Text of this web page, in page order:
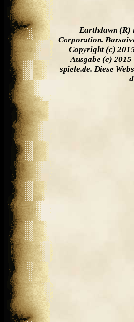
Earthdawn (R)
Corporation.
Copyright (c)
Ausgabe (c) 2015
spiele.de. Diese